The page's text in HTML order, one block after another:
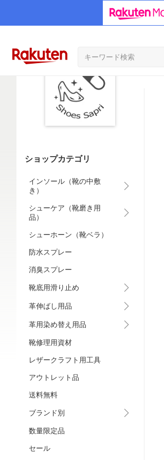
ショップカテゴリ
インソール（靴の中敷
き）
シューケア（靴磨き用
品）
シューホーン（靴ベラ）
防水スプレー
消臭スプレー
靴底用滑り止め
革伸ばし用品
革用染め替え用品
靴修理用資材
レザークラフト用工具
アウトレット品
送料無料
ブランド別
数量限定品
セール